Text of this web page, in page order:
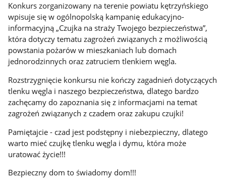
Konkurs zorganizowany na terenie powiatu kętrzyńskiego
wpisuje się w ogólnopolską kampanię edukacyjno-
informacyjną „Czujka na straży Twojego bezpieczeństwa”,
która dotyczy tematu zagrożeń związanych z możliwością
powstania pożarów w mieszkaniach lub domach
jednorodzinnych oraz zatruciem tlenkiem węgla.
Rozstrzygnięcie konkursu nie kończy zagadnień dotyczących
tlenku węgla i naszego bezpieczeństwa, dlatego bardzo
zachęcamy do zapoznania się z informacjami na temat
zagrożeń związanych z czadem oraz zakupu czujki!
Pamiętajcie - czad jest podstępny i niebezpieczny, dlatego
warto mieć czujkę tlenku węgla i dymu, która może
uratować życie!!!
Bezpieczny dom to świadomy dom!!!